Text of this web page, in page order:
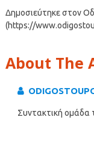
Δημοσιεύτηκε στον
(https://
About The
Συντακτική ομάδα